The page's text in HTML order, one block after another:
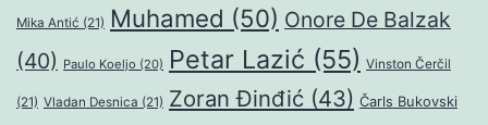
Mika Antić (21) Muhamed (50) Onore De Balzak
(40) Paulo Koeljo (20) Petar Lazić (55) Vinston Čerčil
(21) Vladan Desnica (21) Zoran Đinđić (43) Čarls Bukovski